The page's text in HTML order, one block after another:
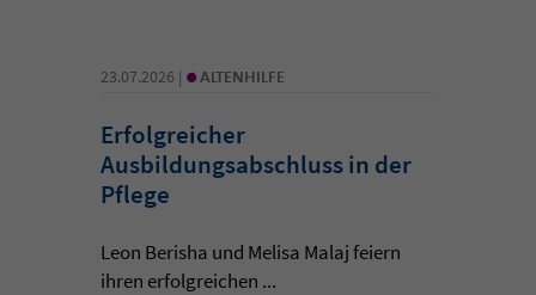
23.07.2026 | • ALTENHILFE
Erfolgreicher
Ausbildungsabschluss in der
Pflege
Leon Berisha und Melisa Malaj feiern
ihren erfolgreichen ...